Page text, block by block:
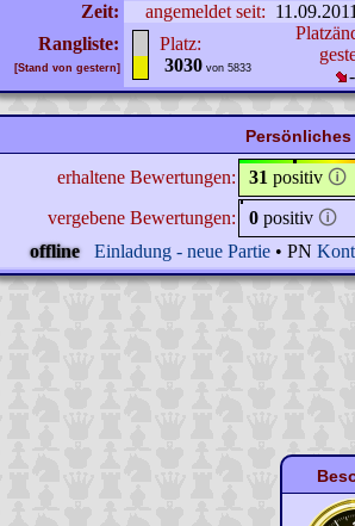
Zeit:
angemeldet seit:
Rangliste:
[Stand von gestern]
Platz:
3030 von 5833
erhaltene Bewertungen: 31 positiv 🛈
vergebene Bewertungen:
0 positiv 🛈
offline
Einladung - neue Partie • PN